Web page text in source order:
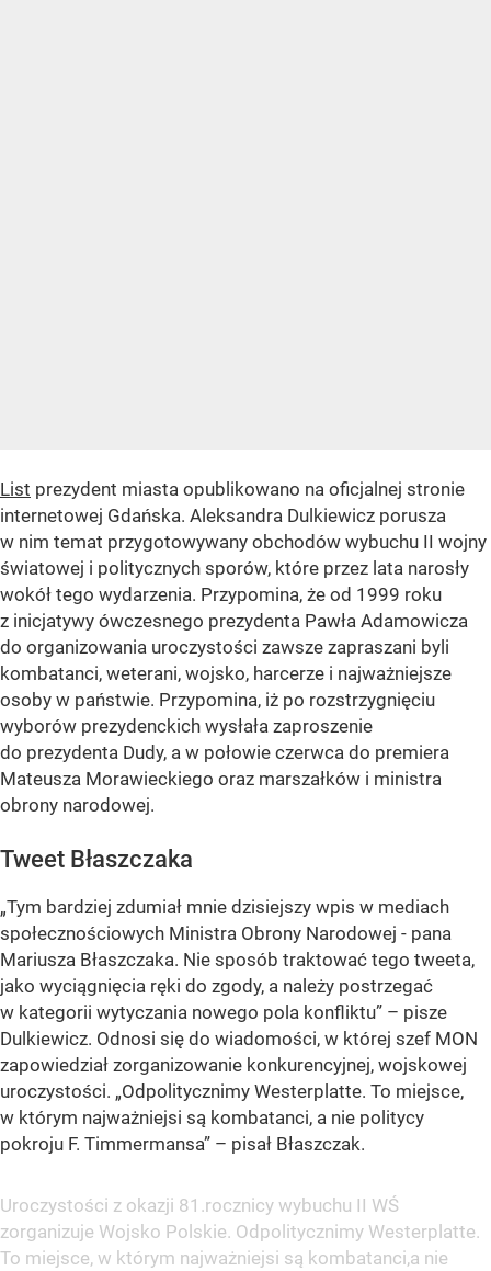
List prezydent miasta opublikowano na oficjalnej stronie
internetowej Gdańska. Aleksandra Dulkiewicz porusza
w nim temat przygotowywany obchodów wybuchu II wojny
światowej i politycznych sporów, które przez lata narosły
wokół tego wydarzenia. Przypomina, że od 1999 roku
z inicjatywy ówczesnego prezydenta Pawła Adamowicza
do organizowania uroczystości zawsze zapraszani byli
kombatanci, weterani, wojsko, harcerze i najważniejsze
osoby w państwie. Przypomina, iż po rozstrzygnięciu
wyborów prezydenckich wysłała zaproszenie
do prezydenta Dudy, a w połowie czerwca do premiera
Mateusza Morawieckiego oraz marszałków i ministra
obrony narodowej.
Tweet Błaszczaka
„Tym bardziej zdumiał mnie dzisiejszy wpis w mediach
społecznościowych Ministra Obrony Narodowej - pana
Mariusza Błaszczaka. Nie sposób traktować tego tweeta,
jako wyciągnięcia ręki do zgody, a należy postrzegać
w kategorii wytyczania nowego pola konfliktu” – pisze
Dulkiewicz. Odnosi się do wiadomości, w której szef MON
zapowiedział zorganizowanie konkurencyjnej, wojskowej
uroczystości. „Odpolitycznimy Westerplatte. To miejsce,
w którym najważniejsi są kombatanci, a nie politycy
pokroju F. Timmermansa” – pisał Błaszczak.
Uroczystości z okazji 81.rocznicy wybuchu II WŚ
zorganizuje Wojsko Polskie. Odpolitycznimy Westerplatte.
To miejsce, w którym najważniejsi są kombatanci,a nie